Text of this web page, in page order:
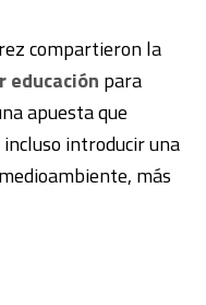
compartieron la
educación para
apuesta que
introducir una
más